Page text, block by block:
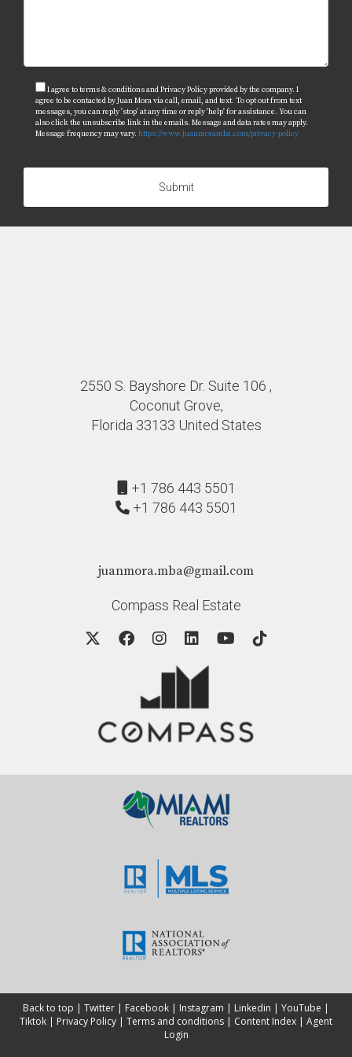
I agree to terms & conditions and Privacy Policy provided by the company. I
agree to be contacted by Juan Mora via call, email, and text. To opt out from text
messages, you can reply 'stop' at any time or reply 'help' for assistance. You can
also click the unsubscribe link in the emails. Message and data rates may apply.
Message frequency may vary. https://www.juanmoramba.com/privacy-policy
Submit
2550 S. Bayshore Dr. Suite 106 ,
Coconut Grove,
Florida 33133 United States
+1 786 443 5501
+1 786 443 5501
juanmora.mba@gmail.com
Compass Real Estate
Back to top | Twitter | Facebook | Instagram | Linkedin | YouTube |
Tiktok | Privacy Policy | Terms and conditions | Content Index | Agent
Login